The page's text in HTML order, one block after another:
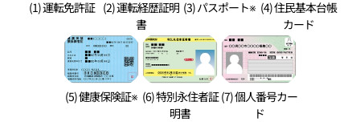
(1) 運転免許証 (2) 運転経歴証明
書
(3) パスポート※ (4) 住民基本台帳
カード
(5) 健康保険証※ (6) 特別永住者証
明書
(7) 個人番号カー
ド